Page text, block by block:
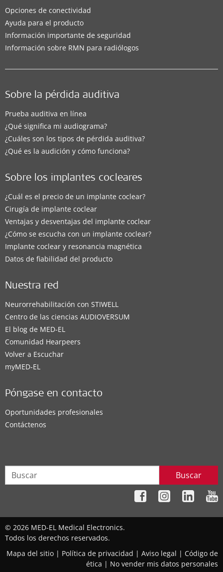
Opciones de conectividad
Ayuda para el producto
Información importante de seguridad
Información sobre RMN para radiólogos
Sobre la pérdida auditiva
Prueba auditiva en línea
¿Qué significa mi audiograma?
¿Cuáles son los tipos de pérdida auditiva?
¿Qué es la audición y cómo funciona?
Sobre los implantes cocleares
¿Cuál es el precio de un implante coclear?
Cirugía de implante coclear
Ventajas y desventajas del implante coclear
¿Cómo se escucha con un implante coclear?
Implante coclear y resonancia magnética
Datos de fiabilidad del producto
Nuestra red
Neurorrehabilitación con STIWELL
Centro de las ciencias AUDIOVERSUM
El blog de MED-EL
Comunidad Hearpeers
Volver a Escuchar
myMED‑EL
Póngase en contacto
Oportunidades profesionales
Contáctenos
Buscar
© 2026 MED-EL Medical Electronics.
Todos los derechos reservados.
Mapa del sitio | Política de privacidad | Aviso legal | Código de
ética | No vender mis datos personales